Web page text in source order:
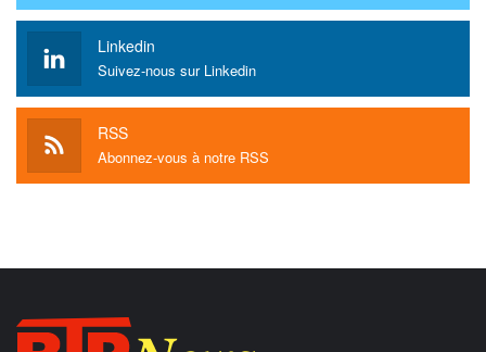
Linkedin
Suivez-nous sur Linkedin
RSS
Abonnez-vous à notre RSS